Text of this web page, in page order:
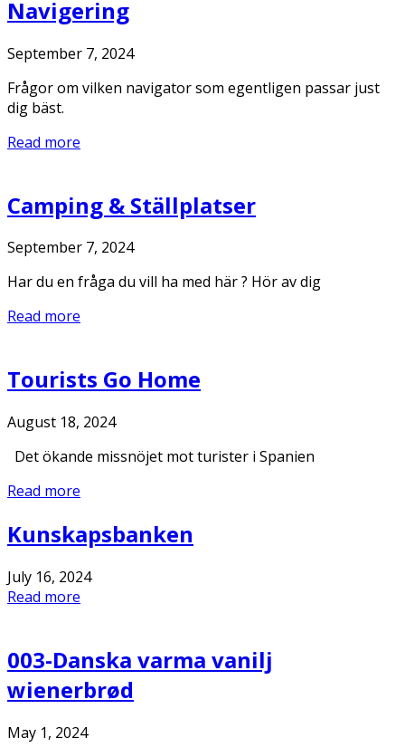
Navigering
September 7, 2024
Frågor om vilken navigator som egentligen passar just
dig bäst.
Read more
Camping & Ställplatser
September 7, 2024
Har du en fråga du vill ha med här ? Hör av dig
Read more
Tourists Go Home
August 18, 2024
Det ökande missnöjet mot turister i Spanien
Read more
Kunskapsbanken
July 16, 2024
Read more
003-Danska varma vanilj
wienerbrød
May 1, 2024